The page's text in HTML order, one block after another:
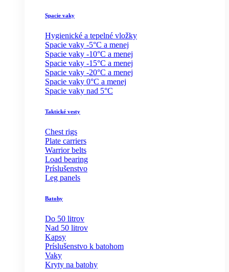
Spacie vaky
Hygienické a tepelné vložky
Spacie vaky -5°C a menej
Spacie vaky -10°C a menej
Spacie vaky -15°C a menej
Spacie vaky -20°C a menej
Spacie vaky 0°C a menej
Spacie vaky nad 5°C
Taktické vesty
Chest rigs
Plate carriers
Warrior belts
Load bearing
Príslušenstvo
Leg panels
Batohy
Do 50 litrov
Nad 50 litrov
Kapsy
Príslušenstvo k batohom
Vaky
Kryty na batohy